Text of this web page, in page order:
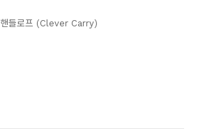
핸들로프 (Clever Carry)